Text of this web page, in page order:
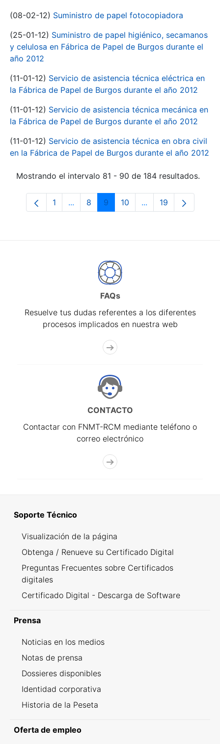
(08-02-12) Suministro de papel fotocopiadora
(25-01-12) Suministro de papel higiénico, secamanos
y celulosa en Fábrica de Papel de Burgos durante el
año 2012
(11-01-12) Servicio de asistencia técnica eléctrica en
la Fábrica de Papel de Burgos durante el año 2012
(11-01-12) Servicio de asistencia técnica mecánica en
la Fábrica de Papel de Burgos durante el año 2012
(11-01-12) Servicio de asistencia técnica en obra civil
en la Fábrica de Papel de Burgos durante el año 2012
Mostrando el intervalo 81 - 90 de 184 resultados.
Página
1 ...Páginas intermedias Use TAB para
Página
8 Página
9 Página
10 ...PáginasPágina
19
FAQs
Resuelve tus dudas referentes a los diferentes
procesos implicados en nuestra web
CONTACTO
Contactar con FNMT-RCM mediante teléfono o
correo electrónico
Soporte Técnico
Visualización de la página
Obtenga / Renueve su Certificado Digital
Preguntas Frecuentes sobre Certificados
digitales
Certificado Digital - Descarga de Software
Prensa
Noticias en los medios
Notas de prensa
Dossieres disponibles
Identidad corporativa
Historia de la Peseta
Oferta de empleo